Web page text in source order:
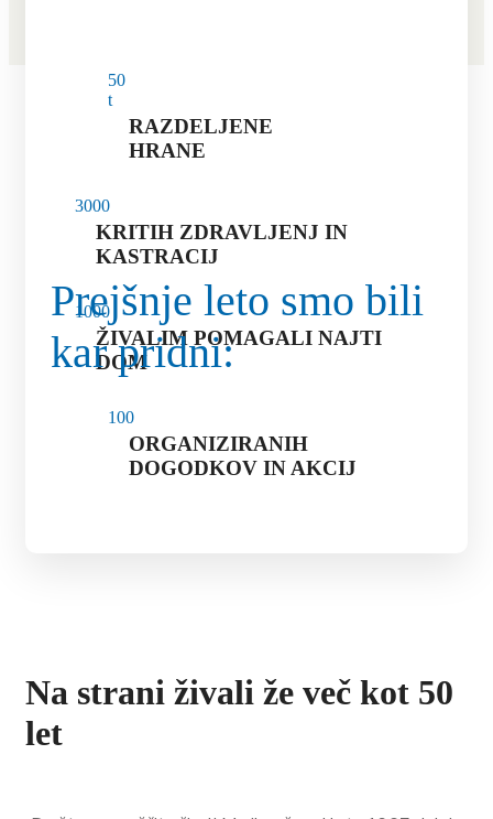
Prejšnje leto smo bili
kar pridni:
50
t
RAZDELJENE
HRANE
3000
KRITIH ZDRAVLJENJ IN
KASTRACIJ
1000
ŽIVALIM POMAGALI NAJTI
DOM
100
ORGANIZIRANIH
DOGODKOV IN AKCIJ
Na strani živali že več kot 50
let